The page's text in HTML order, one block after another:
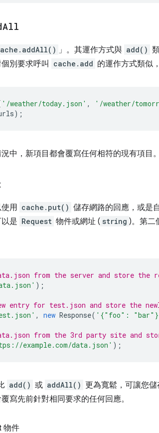
All
」。其運作方式與 add()
別要求呼叫
cache.add 的運作方式類似
'/weather/today.json' , '/weather/
);
中，新項目都會覆寫任何相符的現有項目
用 cache.put() 儲存網路的回應，或是
是 Request 物件或網址 ( string )。第二
from the server and store the
);
entry for test.json and store the
, new Response( '{"foo":
from the 3rd party site and
example.com/data.json' );
add() 或 addAll() 更為寬鬆，可讓您
寫先前針對相同要求的任何回應。
物件